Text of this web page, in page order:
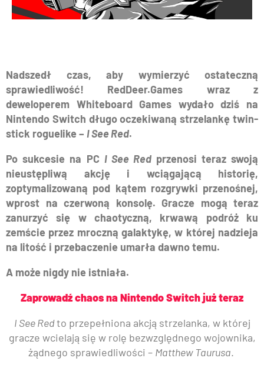
Nadszedł czas, aby wymierzyć ostateczną
sprawiedliwość! RedDeer.Games wraz z
deweloperem Whiteboard Games wydało dziś na
Nintendo Switch długo oczekiwaną strzelankę twin-
stick roguelike – I See Red.
Po sukcesie na PC I See Red przenosi teraz swoją
nieustępliwą akcję i wciągającą historię,
zoptymalizowaną pod kątem rozgrywki przenośnej,
wprost na czerwoną konsolę. Gracze mogą teraz
zanurzyć się w chaotyczną, krwawą podróż ku
zemście przez mroczną galaktykę, w której nadzieja
na litość i przebaczenie umarła dawno temu.
A może nigdy nie istniała.
Zaprowadź chaos na Nintendo Switch już teraz
I See Redto przepełniona akcją strzelanka, w której
gracze wcielają się w rolę bezwzględnego wojownika,
żądnego sprawiedliwości – Matthew Taurusa.